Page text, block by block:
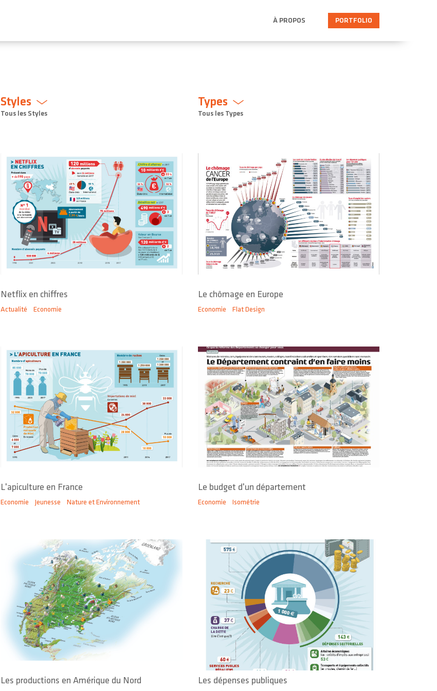
À PROPOS PORTFOLIO
Styles
Tous les Styles
Types
Tous les Types
Netflix en chiffres
Actualité Economie
Le chômage en Europe
Economie Flat Design
L'apiculture en France
Economie Jeunesse Nature et Environnement
Le budget d'un département
Economie Isométrie
Les productions en Amérique du Nord Les dépenses publiques